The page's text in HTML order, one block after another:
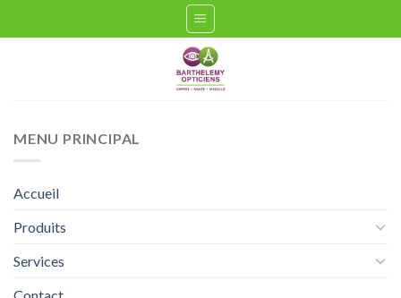
MENU PRINCIPAL
Accueil
Produits
Services
Contact